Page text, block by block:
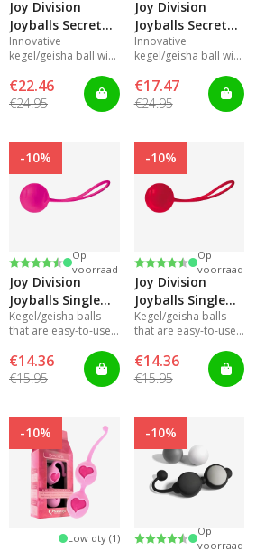
Joy Division
Joyballs Secret
Single Black
Innovative
kegel/geisha ball with
€22.46
€24.95
Joy Division
Joyballs Secret
Single BlackPink
Innovative
kegel/geisha ball with
€17.47
€24.95
-10%
Beoordeling:
4.3 uit 5 sterren
Op
voorraad
Joy Division
Joyballs Single
Pink
Kegel/geisha balls
that are easy-to-use
floor muscles and
increased pleasure
€14.36
€15.95
-10%
Beoordeling:
4.3 uit 5 sterren
Op
voorraad
Joy Division
Joyballs Single
Red
Kegel/geisha balls
that are easy-to-use
floor muscles and
increased pleasure
€14.36
€15.95
-10%
Low qty (1)
-10%
Beoordeling:
4.5 uit 5 sterren
Op
voorraad